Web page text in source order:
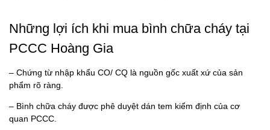
Những lợi ích khi mua bình chữa cháy tại
PCCC Hoàng Gia
– Chứng từ nhập khẩu CO/ CQ là nguồn gốc xuất xứ của sản
phẩm rõ ràng.
– Bình chữa cháy được phê duyệt dán tem kiểm định của cơ
quan PCCC.